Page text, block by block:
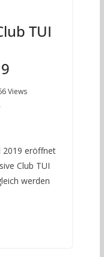
TUI
Views
2019 eröffnet
Club TUI
werden